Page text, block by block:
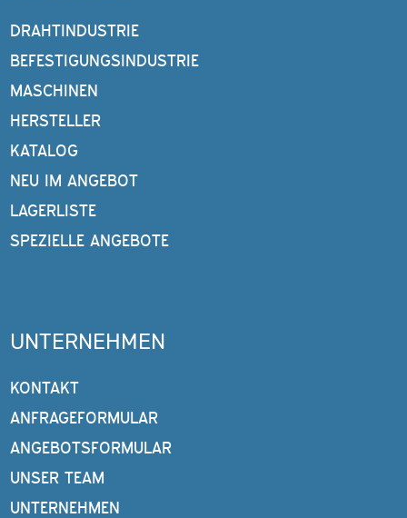
DRAHTINDUSTRIE
BEFESTIGUNGSINDUSTRIE
MASCHINEN
HERSTELLER
KATALOG
NEU IM ANGEBOT
LAGERLISTE
SPEZIELLE ANGEBOTE
UNTERNEHMEN
KONTAKT
ANFRAGEFORMULAR
ANGEBOTSFORMULAR
UNSER TEAM
UNTERNEHMEN